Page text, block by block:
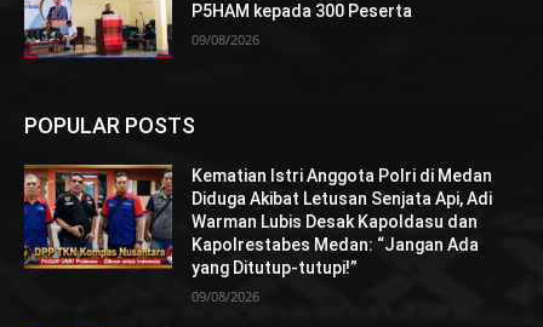
P5HAM kepada 300 Peserta
09/08/2026
POPULAR POSTS
Kematian Istri Anggota Polri di Medan
Diduga Akibat Letusan Senjata Api, Adi
Warman Lubis Desak Kapoldasu dan
Kapolrestabes Medan: “Jangan Ada
yang Ditutup-tutupi!”
09/08/2026